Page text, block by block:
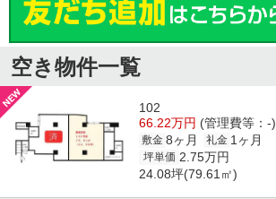
空き物件一覧
102
66.22万円 (管理費等：-)
敷金 8ヶ月 礼金 1ヶ月
坪単価 2.75万円
24.08坪(79.61㎡)